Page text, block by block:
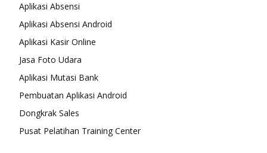
Aplikasi Absensi
Aplikasi Absensi Android
Aplikasi Kasir Online
Jasa Foto Udara
Aplikasi Mutasi Bank
Pembuatan Aplikasi Android
Dongkrak Sales
Pusat Pelatihan Training Center